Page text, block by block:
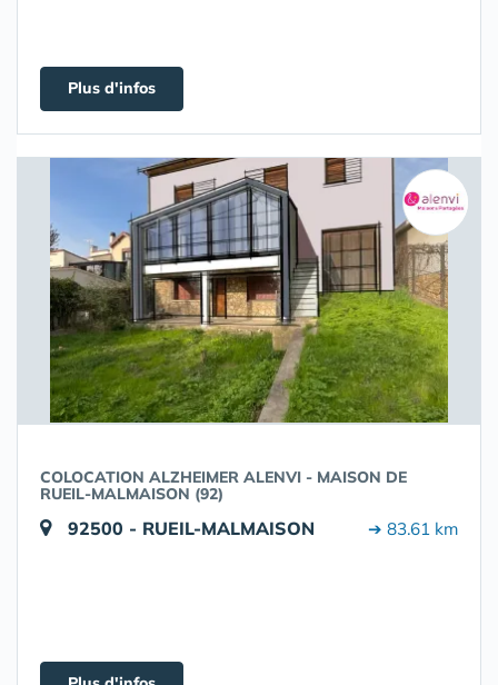
Plus d'infos
COLOCATION ALZHEIMER ALENVI - MAISON DE
RUEIL-MALMAISON (92)
92500 - RUEIL-MALMAISON ➔ 83.61 km